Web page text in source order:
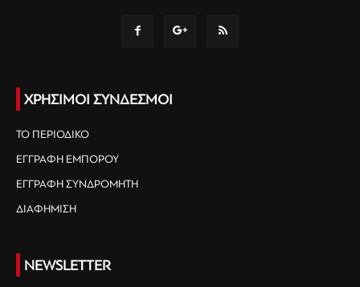
ΧΡΗΣΙΜΟΙ ΣΥΝΔΕΣΜΟΙ
ΤΟ ΠΕΡΙΟΔΙΚΟ
ΕΓΓΡΑΦΗ ΕΜΠΟΡΟΥ
ΕΓΓΡΑΦΗ ΣΥΝΔΡΟΜΗΤΗ
ΔΙΑΦΗΜΙΣΗ
NEWSLETTER